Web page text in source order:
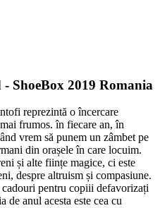
ShoeBox 2019 Romania
reprezintă o încercare
frumos. în fiecare an, în
vrem să punem un zâmbet pe
din orașele în care locuim.
și alte ființe magice, ci este
despre altruism și compasiune.
pentru copiii defavorizați
de anul acesta este cea cu